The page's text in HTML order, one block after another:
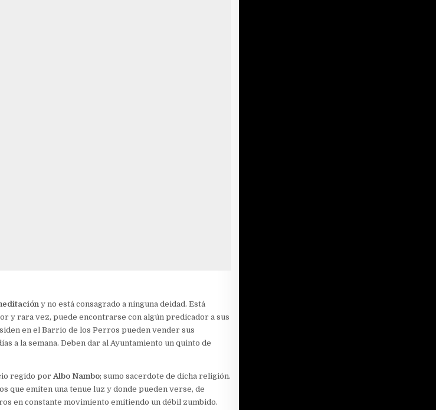
y no está consagrado a ninguna deidad. Está
y rara vez, puede encontrarse con algún predicador a sus
en el Barrio de los Perros pueden vender sus
a la semana. Deben dar al Ayuntamiento un quinto de
regido porAlbo Nambo; sumo sacerdote de dicha religión.
que emiten una tenue luz y donde pueden verse, de
en constante movimiento emitiendo un débil zumbido.